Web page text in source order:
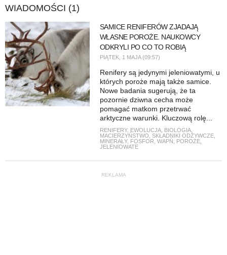
WIADOMOŚCI (1)
SAMICE RENIFERÓW ZJADAJĄ
WŁASNE POROŻE. NAUKOWCY
ODKRYLI PO CO TO ROBIĄ
PIĄTEK, 1 MAJA (09:57)
Renifery są jedynymi jeleniowatymi, u
których poroże mają także samice.
Nowe badania sugerują, że ta
pozornie dziwna cecha może
pomagać matkom przetrwać
arktyczne warunki. Kluczową rolę...
RENIFERY, EWOLUCJA, BIOLOGIA,
MACIERZYŃSTWO SKŁADNIKI ODŻYWCZE,
MINERAŁY, FOSFOR WAPŃ POROŻE,
JELENIOWATE
REKLAMA